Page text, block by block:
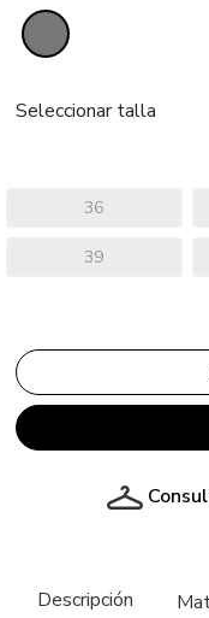
Seleccionar talla
36
39
Descripción